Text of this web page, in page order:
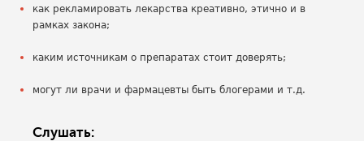
как рекламировать лекарства креативно, этично и в
рамках закона;
каким источникам о препаратах стоит доверять;
могут ли врачи и фармацевты быть блогерами и т.д.
Слушать: